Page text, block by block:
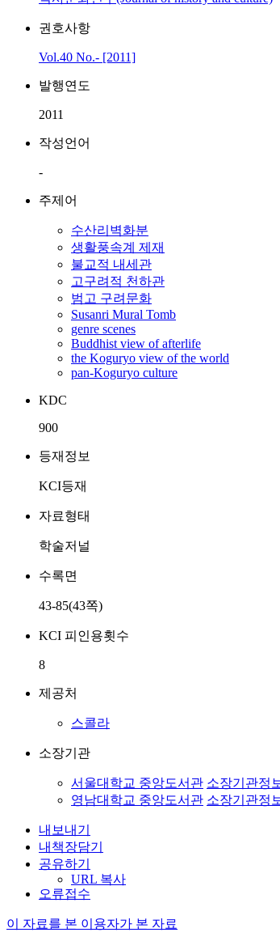
권호사항
Vol.40 No.- [2011]
발행연도
2011
작성언어
-
주제어
수산리벽화분
생활풍속계 제재
불교적 내세관
고구려적 천하관
범고 구려문화
Susanri Mural Tomb
genre scenes
Buddhist view of afterlife
the Koguryo view of the world
pan-Koguryo culture
KDC
900
등재정보
KCI등재
자료형태
학술저널
수록면
43-85(43쪽)
KCI 피인용횟수
8
제공처
스콜라
소장기관
서울대학교 중앙도서관 소장기관정
영남대학교 중앙도서관 소장기관정
내보내기
내책장담기
공유하기
URL 복사
오류접수
이 자료를 본 이용자가 본 자료